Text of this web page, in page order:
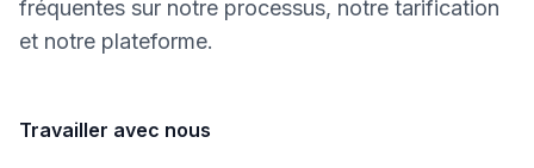
fréquentes sur notre processus, notre tarification
et notre plateforme.
Travailler avec nous